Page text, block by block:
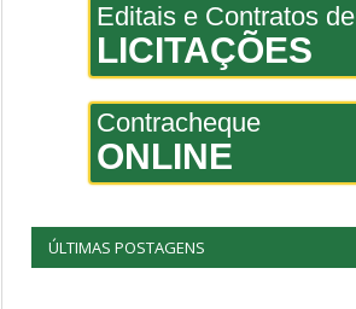
Editais e Contratos de
LICITAÇÕES
Contracheque
ONLINE
ÚLTIMAS POSTAGENS